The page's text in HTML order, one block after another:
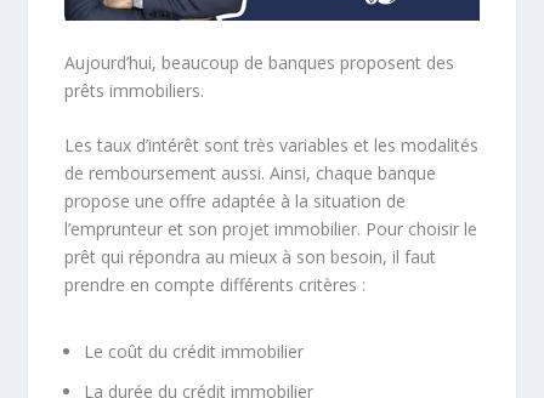
Aujourd’hui, beaucoup de banques proposent des
prêts immobiliers.
Les taux d’intérêt sont très variables et les modalités
de remboursement aussi. Ainsi, chaque banque
propose une offre adaptée à la situation de
l’emprunteur et son projet immobilier. Pour choisir le
prêt qui répondra au mieux à son besoin, il faut
prendre en compte différents critères :
Le coût du crédit immobilier
La durée du crédit immobilier